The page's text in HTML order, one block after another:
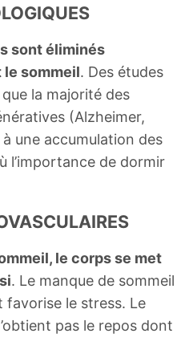
sont éliminés
sommeil. Des études
la majorité des
(Alzheimer,
une accumulation des
l’importance de dormir
le corps se met
. Le manque de sommeil
favorise le stress. Le
pas le repos dont